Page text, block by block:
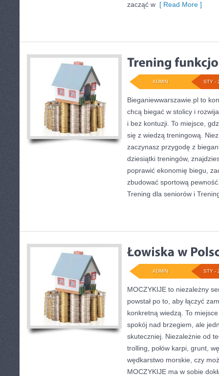
zacząć w [ Read More ]
STY -
ADMIN
Bieganiewwarszawie.pl to
chcą biegać w stolicy i
i bez kontuzji. To miejsce,
się z wiedzą treningową.
zaczynasz przygodę z
dziesiątki treningów,
poprawić ekonomię biegu,
zbudować sportową
Trening dla seniorów i
STY -
ADMIN
MOCZYKIJE to niezależny
powstał po to, aby łączyć
konkretną wiedzą. To
spokój nad brzegiem, ale
skuteczniej. Niezależnie od
trolling, połów karpi, grunt,
wędkarstwo morskie, czy
MOCZYKIJE ma w sobie